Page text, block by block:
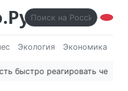
Экология Экономика
реагировать через PR